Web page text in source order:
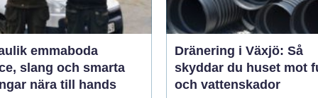
emmaboda
slang och smarta
nära till hands
Dränering i Växjö: Så
skyddar du huset mot
och vattenskador